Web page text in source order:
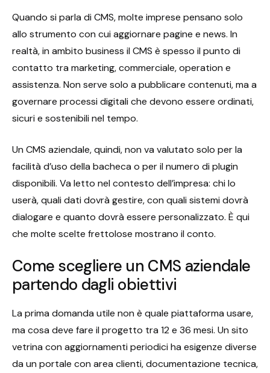
Quando si parla di CMS, molte imprese pensano solo
allo strumento con cui aggiornare pagine e news. In
realtà, in ambito business il CMS è spesso il punto di
contatto tra marketing, commerciale, operation e
assistenza. Non serve solo a pubblicare contenuti, ma a
governare processi digitali che devono essere ordinati,
sicuri e sostenibili nel tempo.
Un CMS aziendale, quindi, non va valutato solo per la
facilità d’uso della bacheca o per il numero di plugin
disponibili. Va letto nel contesto dell’impresa: chi lo
userà, quali dati dovrà gestire, con quali sistemi dovrà
dialogare e quanto dovrà essere personalizzato. È qui
che molte scelte frettolose mostrano il conto.
Come scegliere un CMS aziendale
partendo dagli obiettivi
La prima domanda utile non è quale piattaforma usare,
ma cosa deve fare il progetto tra 12 e 36 mesi. Un sito
vetrina con aggiornamenti periodici ha esigenze diverse
da un portale con area clienti, documentazione tecnica,